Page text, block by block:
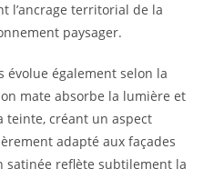
l’ancrage territorial de la
paysager.
évolue également selon la
mate absorbe la lumière et
teinte, créant un aspect
adapté aux façades
satinée reflète subtilement la